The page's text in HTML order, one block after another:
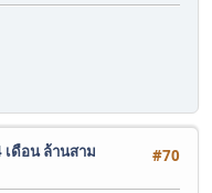
#70
เดือน ล้านสาม